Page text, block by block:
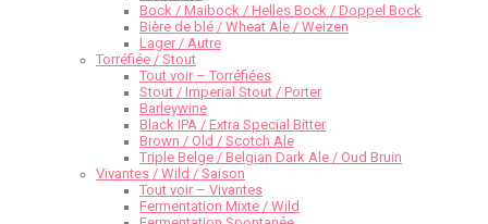
Bock / Maibock / Helles Bock / Doppel Bock
Bière de blé / Wheat Ale / Weizen
Lager / Autre
Torréfiée / Stout
Tout voir – Torréfiées
Stout / Imperial Stout / Porter
Barleywine
Black IPA / Extra Special Bitter
Brown / Old / Scotch Ale
Triple Belge / Belgian Dark Ale / Oud Bruin
Vivantes / Wild / Saison
Tout voir – Vivantes
Fermentation Mixte / Wild